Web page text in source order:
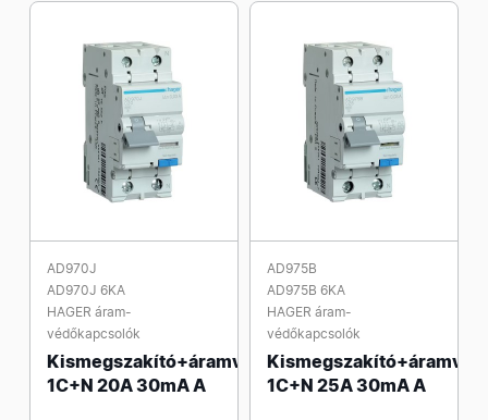
AD970J
AD970J 6KA
HAGER áram-
védőkapcsolók
Kismegszakító+áramvédő
1C+N 20A 30mA A
AD975B
AD975B 6KA
HAGER áram-
védőkapcsolók
1C+N 25A 30mA A